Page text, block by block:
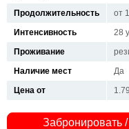
Продолжительность
от
Интенсивность
28
Проживание
Наличие мест
Да
Цена от
Забронировать